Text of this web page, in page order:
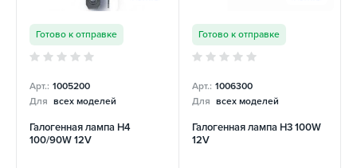
Готово к отправке
Арт.: 1005200
Для всех моделей
Галогенная лампа H4
100/90W 12V
Готово к отправке
Арт.: 1006300
Для всех моделей
Галогенная лампа H3 100W
12V